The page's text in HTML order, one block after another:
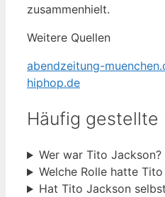
zusammenhielt.
Weitere Quellen
abendzeitung-
hiphop.de
Häufig gestellte
Wer war Tito Jackson?
Welche Rolle hatte
Hat Tito Jackson